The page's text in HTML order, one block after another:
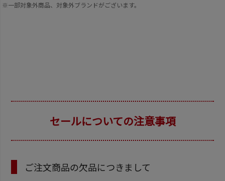
※一部対象外商品、対象外ブランドがございます。
セールについての注意事項
ご注文商品の欠品につきまして